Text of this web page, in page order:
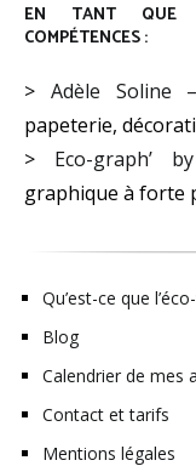
EN TANT QUE
COMPÉTENCES :
> Adèle Soline
papeterie,
> Eco-graph’
graphique à forte
Qu’est-ce que
Blog
Calendrier de mes
Contact et tarifs
Mentions légales